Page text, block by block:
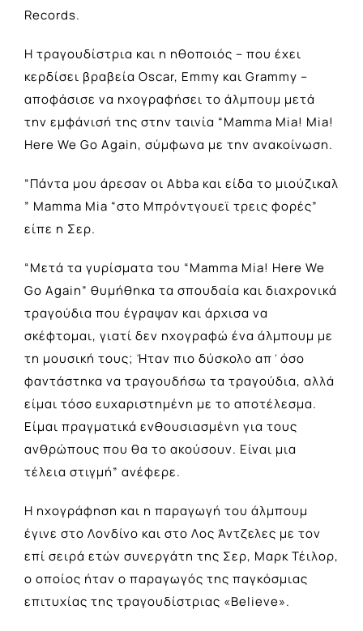
Records.
Η τραγουδίστρια και η ηθοποιός – που έχει
κερδίσει βραβεία Oscar, Emmy και Grammy –
αποφάσισε να ηχογραφήσει το άλμπουμ μετά
την εμφάνισή της στην ταινία “Mamma Mia! Mia!
Here We Go Again, σύμφωνα με την ανακοίνωση.
“Πάντα μου άρεσαν οι Abba και είδα το μιούζικαλ
” Mamma Mia “στο Μπρόντγουεϊ τρεις φορές”
είπε η Σερ.
“Μετά τα γυρίσματα του “Mamma Mia! Here We
Go Again” θυμήθηκα τα σπουδαία και διαχρονικά
τραγούδια που έγραψαν και άρχισα να
σκέφτομαι, γιατί δεν ηχογραφώ ένα άλμπουμ με
τη μουσική τους; Ήταν πιο δύσκολο απ΄όσο
φαντάστηκα να τραγουδήσω τα τραγούδια, αλλά
είμαι τόσο ευχαριστημένη με το αποτέλεσμα.
Είμαι πραγματικά ενθουσιασμένη για τους
ανθρώπους που θα το ακούσουν. Είναι μια
τέλεια στιγμή” ανέφερε.
Η ηχογράφηση και η παραγωγή του άλμπουμ
έγινε στο Λονδίνο και στο Λος Άντζελες με τον
επί σειρά ετών συνεργάτη της Σερ, Μαρκ Τέιλορ,
ο οποίος ήταν ο παραγωγός της παγκόσμιας
επιτυχίας της τραγουδίστριας «Believe».